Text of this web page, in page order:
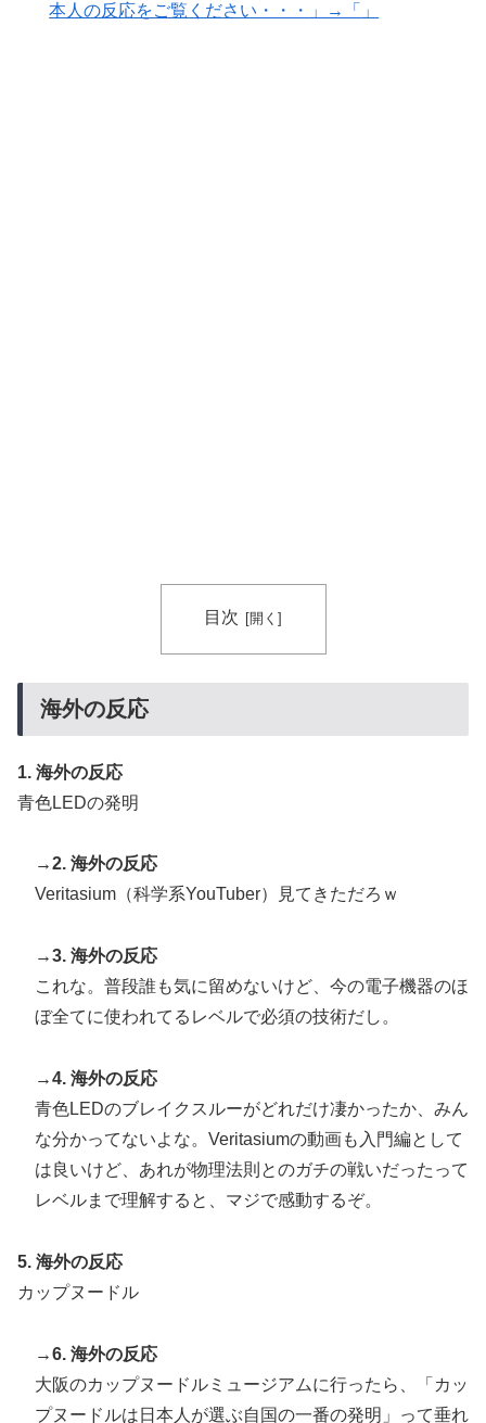
▶ 増水した川に取り残されたアライグマ、パドルボードで
ちらです‥」→「国境を越えた驚くべき歴史のつなが
海外「お前らの国に他愛のない対立ってある？」日本
▶ 海外「さすが日本！」日本の医療従事者の倫理観の高さ
に海外が超感動
▶
韓国人「熊本地震発生時の病院手術中に突然の大揺れが
凄まじい状況だ」
入に異議申す！ドーム球場でやれ
▶
海外「コーヒー1杯が6ドルって何なんだ、レシートを二
▶ 【伝説の100得点、いまだ都市伝説扱い】海外「バムの
83点でようやく信じた」
本人の反応をご覧ください・・・」→「」
目次
海外の反応
1. 海外の反応
青色LEDの発明
→2. 海外の反応
Veritasium（科学系YouTuber）見てきただろｗ
→3. 海外の反応
これな。普段誰も気に留めないけど、今の電子機器のほ
ぼ全てに使われてるレベルで必須の技術だし。
→4. 海外の反応
青色LEDのブレイクスルーがどれだけ凄かったか、みん
な分かってないよな。Veritasiumの動画も入門編として
は良いけど、あれが物理法則とのガチの戦いだったって
レベルまで理解すると、マジで感動するぞ。
5. 海外の反応
カップヌードル
→6. 海外の反応
大阪のカップヌードルミュージアムに行ったら、「カッ
プヌードルは日本人が選ぶ自国の一番の発明」って垂れ